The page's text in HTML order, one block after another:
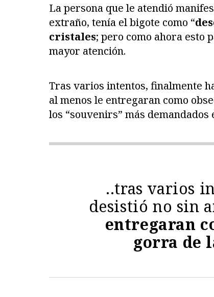
La persona que le atendió
extraño, tenía el bigote como “
cristales; pero como ahora esto
mayor atención.
Tras varios intentos, finalmente
al menos le entregaran como
los “souvenirs” más demandados
..tras varios
desistió no sin
entregaran
gorra de